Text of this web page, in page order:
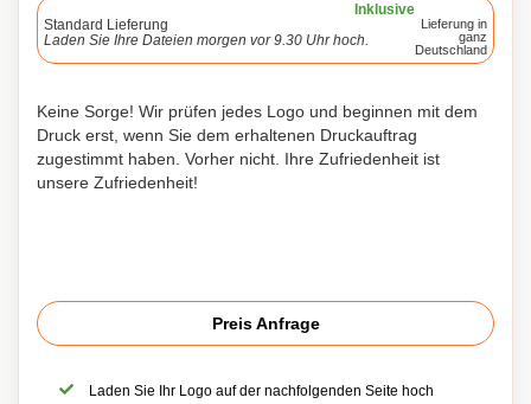
Inklusive
Standard Lieferung
Laden Sie Ihre Dateien morgen vor 9.30 Uhr hoch.
Lieferung in
ganz
Deutschland
Keine Sorge! Wir prüfen jedes Logo und beginnen mit dem
Druck erst, wenn Sie dem erhaltenen Druckauftrag
zugestimmt haben. Vorher nicht. Ihre Zufriedenheit ist
unsere Zufriedenheit!
Preis Anfrage
Laden Sie Ihr Logo auf der nachfolgenden Seite hoch